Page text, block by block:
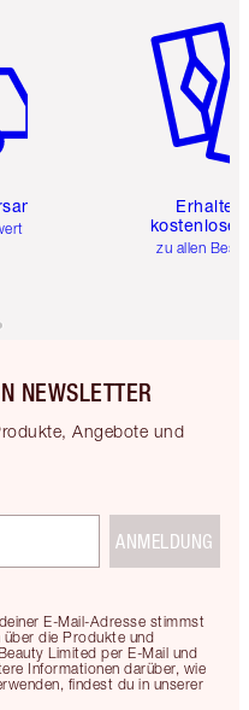
Erhalte
kostenlose
zu allen
NEWSLETTER
Angebote und
E-Mail-Adresse stimmst
die Produkte und
Limited per E-Mail und
Informationen darüber, wie
findest du in unserer
ANMELDUNG